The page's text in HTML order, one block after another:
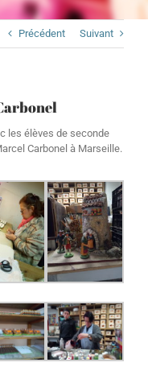
Précédent Suivant
les élèves de seconde
Carbonel à Marseille.